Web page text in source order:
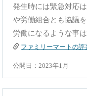
発生時には緊急対応
や労働組合とも協議
労働になるような事は
ファミリーマートの評
公開日：2023年1月